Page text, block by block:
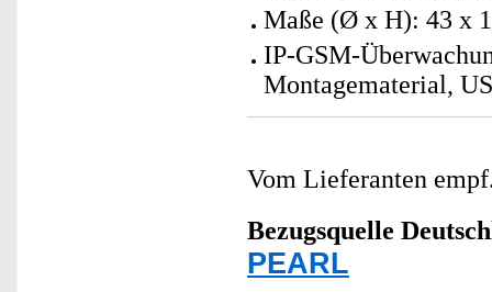
Maße (Ø x H): 43 x
IP-GSM-
Montagematerial,
Vom Lieferanten
Bezugsquelle
PEARL